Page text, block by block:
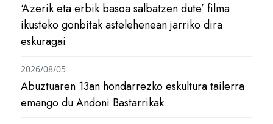
‘Azerik eta erbik basoa salbatzen dute’ filma
ikusteko gonbitak astelehenean jarriko dira
eskuragai
Abuztuaren 13an hondarrezko eskultura tailerra
emango du Andoni Bastarrikak
2026/08/05